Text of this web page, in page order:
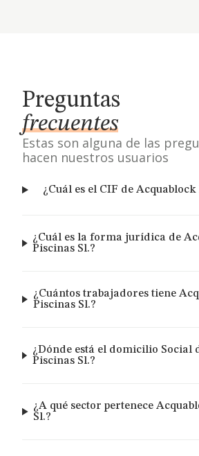
Preguntas
frecuentes
Estas son alguna de las
hacen nuestros usuarios
¿Cuál es el CIF de Acquablock
¿Cuál es la forma jurídica de
Piscinas Sl.?
¿Cuántos trabajadores tiene
Piscinas Sl.?
¿Dónde está el domicilio Social
Piscinas Sl.?
¿A qué sector pertenece
Sl.?